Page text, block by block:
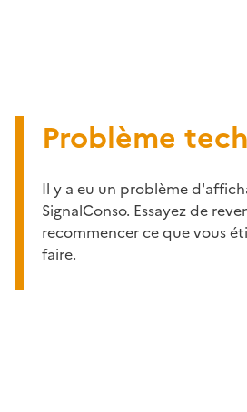
Problème
Il y a eu un problème
SignalConso. Essayez de
recommencer ce que vous
faire.